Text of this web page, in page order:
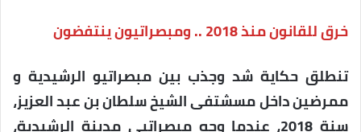
خرق للقانون منذ 2018 .. ومبصراتيون ينتفضون
تنطلق حكاية شد وجذب بين مبصراتيو الرشيدية و
ممرضين داخل مسشتفى الشيخ سلطان بن عبد العزيز،
سنة 2018، عندما وجه مبصراتيي مدينة الرشيدية،